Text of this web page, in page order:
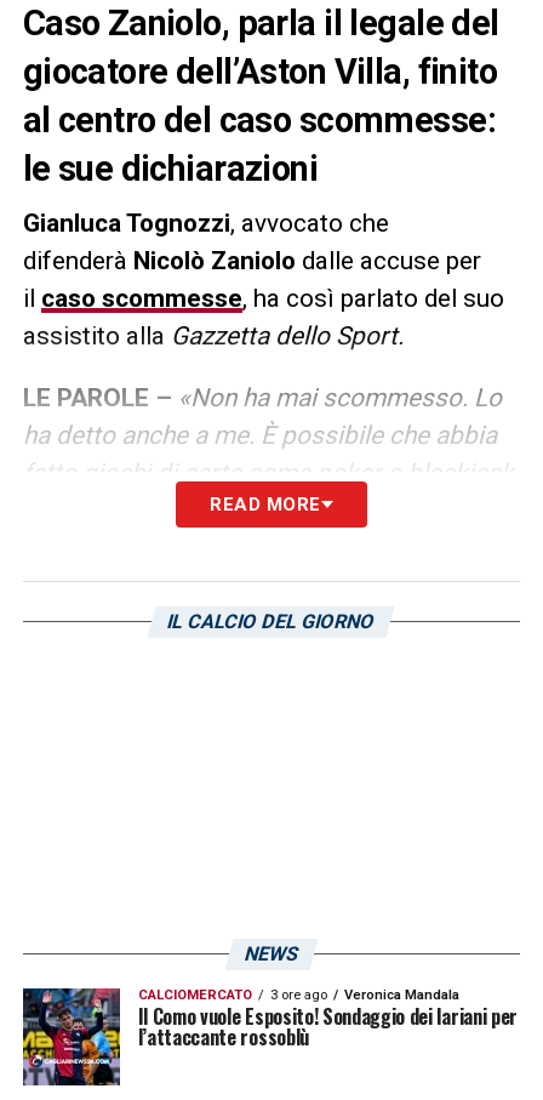
Caso Zaniolo, parla il legale del
giocatore dell’Aston Villa, finito
al centro del caso scommesse:
le sue dichiarazioni
Gianluca Tognozzi, avvocato che
difenderà Nicolò Zaniolo dalle accuse per
il caso scommesse, ha così parlato del suo
assistito alla Gazzetta dello Sport.
LE PAROLE – «Non ha mai scommesso. Lo
ha detto anche a me. È possibile che abbia
fatto giochi di carte come poker o blackjack
su piattaforme online illegali, senza però
Rischi? Una ammenda di qualche centinaia
di euro. Tutto questo a meno che ci fosse
READ MORE
IL CALCIO DEL GIORNO
NEWS
CALCIOMERCATO 3 ore ago Veronica Mandala
Il Como vuole Esposito! Sondaggio dei lariani per
l’attaccante rossoblù